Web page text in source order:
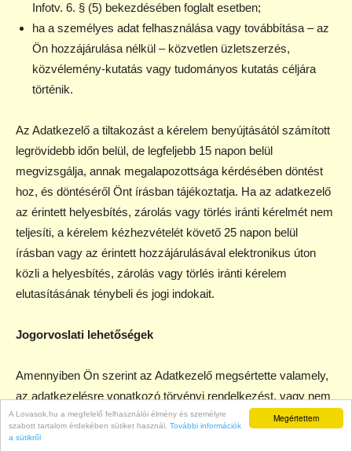
Megértettem
A Lovasok.hu a megfelelő felhasználói élmény és személyre
szabott tartalom érdekében sütiket használ. További információk
a sütikről
Infotv. 6. § (5) bekezdésében foglalt esetben;
ha a személyes adat felhasználása vagy továbbítása – az
Ön hozzájárulása nélkül – közvetlen üzletszerzés,
közvélemény-kutatás vagy tudományos kutatás céljára
történik.
Az Adatkezelő a tiltakozást a kérelem benyújtásától számított
legrövidebb időn belül, de legfeljebb 15 napon belül
megvizsgálja, annak megalapozottsága kérdésében döntést
hoz, és döntéséről Önt írásban tájékoztatja. Ha az adatkezelő
az érintett helyesbítés, zárolás vagy törlés iránti kérelmét nem
teljesíti, a kérelem kézhezvételét követő 25 napon belül
írásban vagy az érintett hozzájárulásával elektronikus úton
közli a helyesbítés, zárolás vagy törlés iránti kérelem
elutasításának ténybeli és jogi indokait.
Jogorvoslati lehetőségek
Amennyiben Ön szerint az Adatkezelő megsértette valamely,
az adatkezelésre vonatkozó törvényi rendelkezést, vagy nem
teljesítette valamely kérelmét, akkor vélelmezett jogellenes
adatkezelés megszüntetése érdekében a Nemzeti